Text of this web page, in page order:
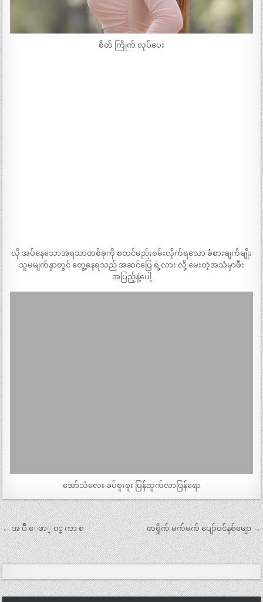
စိတ် ကြိုက် လုပ်ပေး
လို အပ်နေသောအရသာတစ်ခုကို စတင်မည်းစမ်းလိုက်ရသော ခံစားချက်မျိုး
သူမမျက်နှာတွင် တွေ့နေရသည် အဆင်ပြေ ရဲ့လား လို့ မေးတဲ့အသံမှာဖီး
အပြည့်နဲ့ပေါ့
အော်သံလေး ခပ်စူးစူး ပြန်ထွက်လာပြန်ရော
Post
navigation
← အ ပ်ိဳ ေဖာ္ ၀င္ ကာ စ တရှိုက် မက်မက် ပျော်ဝင်နစ်မျော →